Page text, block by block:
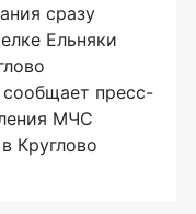
сразу
Ельняки
сообщает пресс-
МЧС
Круглово